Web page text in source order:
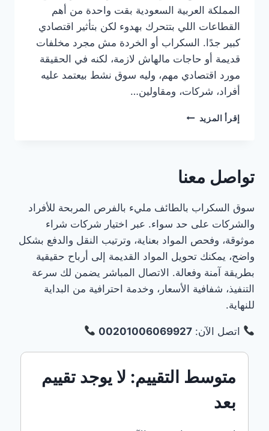
المملكة العربية السعودية بقت واحدة من أهم
القطاعات اللي بتتحرك بهدوء لكن بتأثير اقتصادي
كبير جدًا. السكراب أو الخردة مش مجرد مخلفات
قديمة أو حاجات مالهاش لازمة، لكنه في الحقيقة
مورد اقتصادي مهم، وليه سوق نشط بيعتمد عليه
أفراد، شركات، ومقاولين…
إقرأ المزيد شراء
السعوديةشركة
سكراب
بالأحساءشركة
شراء
سكراب
بالدمامشركة
شراء
سكراب
بالرياض
بالطائفشركة
سكراب
بالقطيفشركة
شراء
تواصل معنا
سوق السكراب بالطائف مليء بالفرص المربحة للأفراد
والشركات على حد سواء. عبر اختيار شركات شراء
موثوقة، وفحص المواد بعناية، وترتيب النقل والدفع بشكل
واضح، يمكنك تحويل المواد القديمة إلى أرباح حقيقية
بطريقة آمنة وفعالة. الاتصال المباشر يضمن لك سرعة
التنفيذ، شفافية الأسعار، وخدمة احترافية من البداية
للنهاية.
اتصل الآن:00201006069927
متوسط التقييم: لا يوجد تقييم
بعد